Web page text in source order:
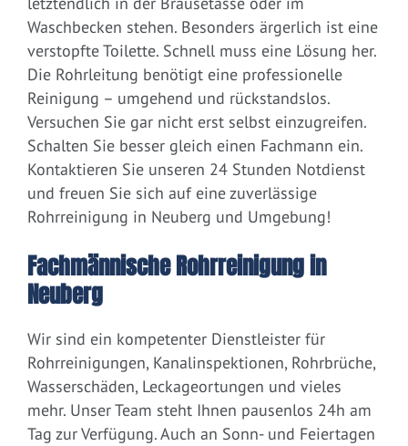
Waschbecken stehen. Besonders ärgerlich ist eine
verstopfte Toilette. Schnell muss eine Lösung her.
Die Rohrleitung benötigt eine professionelle
Reinigung – umgehend und rückstandslos.
Versuchen Sie gar nicht erst selbst einzugreifen.
Schalten Sie besser gleich einen Fachmann ein.
Kontaktieren Sie unseren 24 Stunden Notdienst
und freuen Sie sich auf eine zuverlässige
Rohrreinigung in Neuberg und Umgebung!
Fachmännische Rohrreinigung in
Neuberg
Wir sind ein kompetenter Dienstleister für
Rohrreinigungen, Kanalinspektionen, Rohrbrüche,
Wasserschäden, Leckageortungen und vieles
mehr. Unser Team steht Ihnen pausenlos 24h am
Tag zur Verfügung. Auch an Sonn- und Feiertagen